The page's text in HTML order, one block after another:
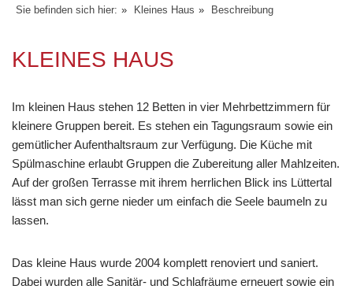
Sie befinden sich hier: » Kleines Haus » Beschreibung
KLEINES HAUS
Im kleinen Haus stehen 12 Betten in vier Mehrbettzimmern für
kleinere Gruppen bereit. Es stehen ein Tagungsraum sowie ein
gemütlicher Aufenthaltsraum zur Verfügung. Die Küche mit
Spülmaschine erlaubt Gruppen die Zubereitung aller Mahlzeiten.
Auf der großen Terrasse mit ihrem herrlichen Blick ins Lüttertal
lässt man sich gerne nieder um einfach die Seele baumeln zu
lassen.
Das kleine Haus wurde 2004 komplett renoviert und saniert.
Dabei wurden alle Sanitär- und Schlafräume erneuert sowie ein